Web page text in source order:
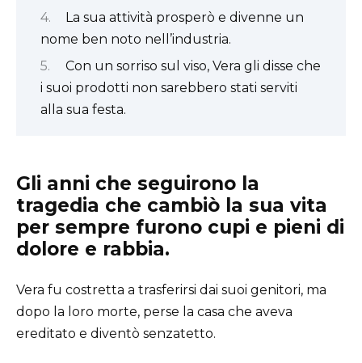
La sua attività prosperò e divenne un
nome ben noto nell’industria.
Con un sorriso sul viso, Vera gli disse che
i suoi prodotti non sarebbero stati serviti
alla sua festa.
Gli anni che seguirono la
tragedia che cambiò la sua vita
per sempre furono cupi e pieni di
dolore e rabbia.
Vera fu costretta a trasferirsi dai suoi genitori, ma
dopo la loro morte, perse la casa che aveva
ereditato e diventò senzatetto.